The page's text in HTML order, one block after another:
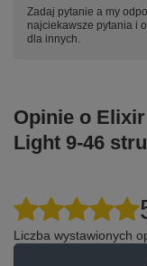
Zadaj pytanie a my
najciekawsze pytania i
dla innych.
Opinie o
Light 9-46
Liczba wystawionych